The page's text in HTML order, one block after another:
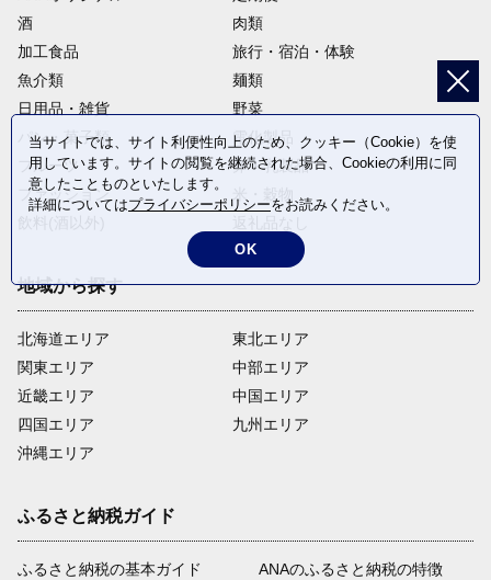
酒
肉類
加工食品
旅行・宿泊・体験
魚介類
麺類
日用品・雑貨
野菜
パン・菓子類
電化製品
フルーツ
卵・乳製品
ファッション
地域から探す
北海道エリア
関東エリア
近畿エリア
四国エリア
沖縄エリア
東北エリア
中部エリア
中国エリア
九州エリア
ふるさと納税ガイド
ふるさと納税の基本ガイド
ANAのふるさと納税の特徴
当サイトでは、サイト利便性向上のため、クッキー（Cookie）を使
用しています。サイトの閲覧を継続された場合、Cookieの利用に同
意したことものといたします。
詳細についてはプライバシーポリシーをお読みください。
OK